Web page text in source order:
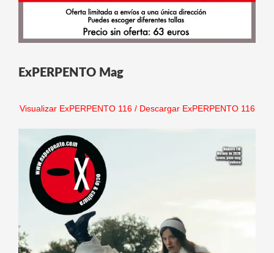
ExPERPENTO Mag
Visualizar ExPERPENTO 116/ Descargar ExPERPENTO 116